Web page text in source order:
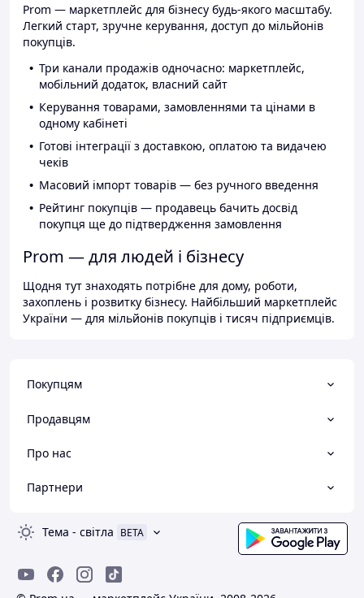
Prom — маркетплейс для бізнесу будь-якого масштабу.
Легкий старт, зручне керування, доступ до мільйонів
покупців.
Три канали продажів одночасно: маркетплейс,
мобільний додаток, власний сайт
Керування товарами, замовленнями та цінами в
одному кабінеті
Готові інтеграції з доставкою, оплатою та видачею
чеків
Масовий імпорт товарів — без ручного введення
Рейтинг покупців — продавець бачить досвід
покупця ще до підтвердження замовлення
Prom — для людей і бізнесу
Щодня тут знаходять потрібне для дому, роботи,
захоплень і розвитку бізнесу. Найбільший маркетплейс
України — для мільйонів покупців і тисяч підприємців.
Покупцям
Продавцям
Про нас
Партнери
Тема - світла BETA